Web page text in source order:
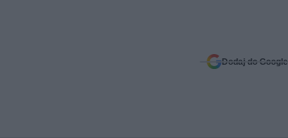
Dodaj do Google